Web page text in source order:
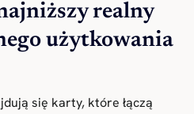
realny
użytkowania
się karty, które łączą